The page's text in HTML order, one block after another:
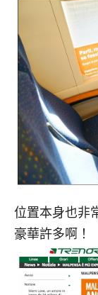
位置本身也非
豪華許多啊！